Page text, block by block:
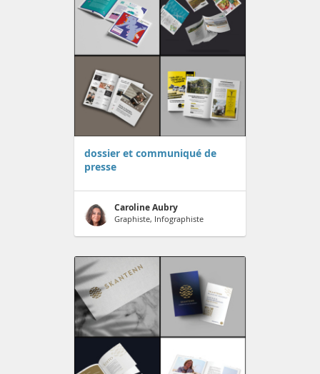
dossier et communiqué de
presse
Caroline Aubry
Graphiste, Infographiste